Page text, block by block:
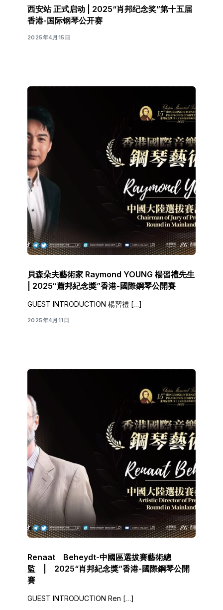
西安站 正式启动 | 2025“肖邦纪念奖”第十五届
香港-国际钢琴公开赛
2025年4月15日
貝森朵夫藝術家 Raymond YOUNG 楊習禮先生
| 2025″蕭邦紀念獎”香港-國際鋼琴公開賽
GUEST INTRODUCTION 楊習禮 […]
2025年4月11日
Renaat Beheydt-中國區選拔賽藝術總
監 | 2025“肖邦紀念獎”香港-國際鋼琴公開
賽
GUEST INTRODUCTION Ren […]